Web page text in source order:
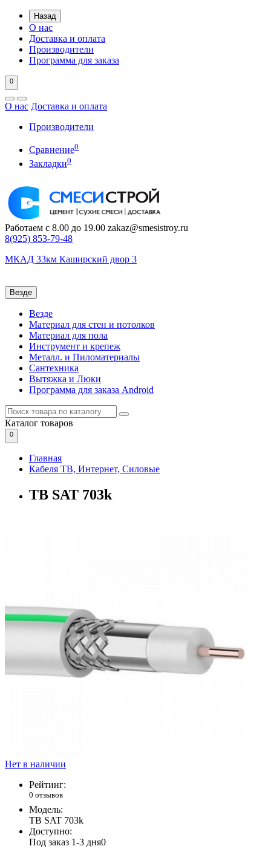
Назад
О нас
Доставка и оплата
Производители
Программа для заказа
0
О нас Доставка и оплата
Производители
Сравнение0
Закладки0
Работаем с 8.00 до 19.00 zakaz@smesistroy.ru
8(925) 853-79-48
МКАД 33км Каширский двор 3
Везде
Везде
Материал для стен и потолков
Материал для пола
Инструмент и крепеж
Металл. и Пиломатериалы
Сантехника
Вытяжка и Люки
Программа для заказа Android
Каталог товаров
0
Главная
Кабеля ТВ, Интернет, Силовые
ТВ SAT 703k
Нет в наличии
Рейтинг:
0 отзывов
Модель:
ТВ SAT 703k
Доступно:
Под заказ 1-3 дня0